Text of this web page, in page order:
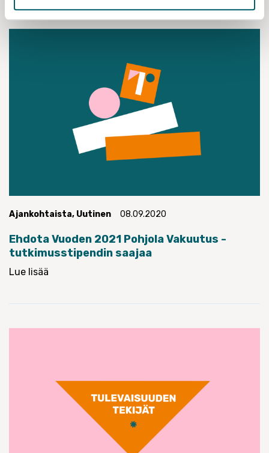
Ajankohtaista, Uutinen 08.09.2020
Ehdota Vuoden 2021 Pohjola Vakuutus -
tutkimusstipendin saajaa
Lue lisää